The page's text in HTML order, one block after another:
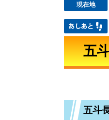
現在地
五
五斗